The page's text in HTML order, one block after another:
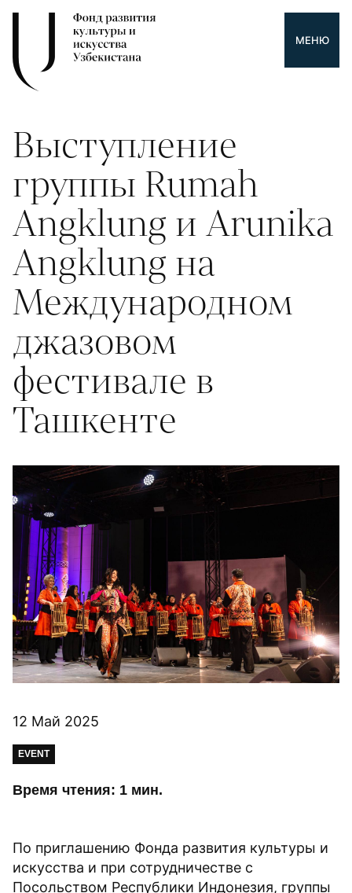
МЕНЮ
Выступление
группы Rumah
Angklung и Arunika
Angklung на
Международном
джазовом
фестивале в
Ташкенте
12 Май 2025
EVENT
Время чтения: 1 мин.
По приглашению Фонда развития культуры и
искусства и при сотрудничестве с
Посольством Республики Индонезия, группы